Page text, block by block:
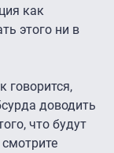
как
этого ни в
говорится,
доводить
что будут